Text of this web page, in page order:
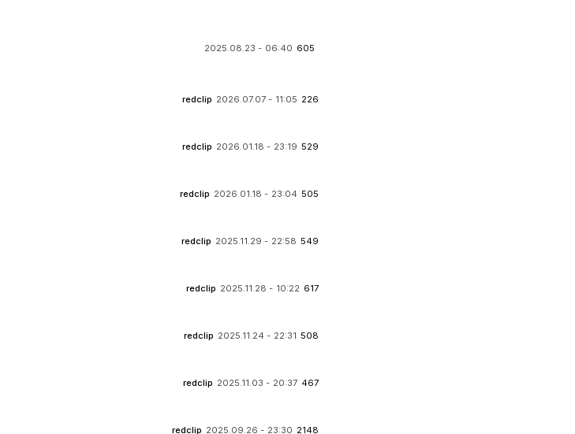
2025.08.23 - 06:40 605
redclip 2026.07.07 - 11:05 226
redclip 2026.01.18 - 23:19 529
redclip 2026.01.18 - 23:04 505
redclip 2025.11.29 - 22:58 549
redclip 2025.11.28 - 10:22 617
redclip 2025.11.24 - 22:31 508
redclip 2025.11.03 - 20:37 467
redclip 2025.09.26 - 23:30 2148